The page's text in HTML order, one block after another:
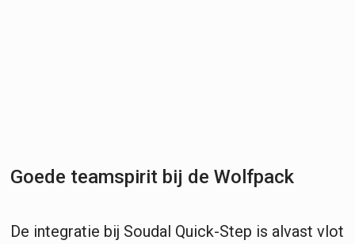
Goede teamspirit bij de Wolfpack
De integratie bij Soudal Quick-Step is alvast vlot